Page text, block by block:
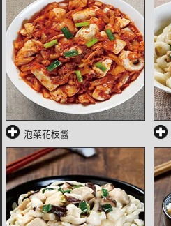
泡菜花枝醬